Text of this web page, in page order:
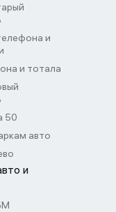
и
и тотала
50
авто
и